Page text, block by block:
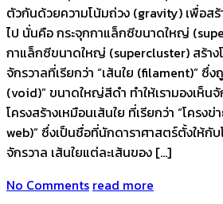
ตัวกันด้วยความโน้มถ่วง (gravity) เพื่อส
ไป นั่นคือ กระจุกกาแล็กซีขนาดใหญ่
กาแล็กซีขนาดใหญ่ (supercluster) สร้าง
จักรวาลที่เรียกว่า “เส้นใย (filament)” ซึ่
(void)” ขนาดใหญ่สีดำ ทำให้เรามองเห็น
โครงสร้างเหมือนเส้นใย ที่เรียกว่า “โครง
web)” ซึ่งเป็นชื่อที่นักดาราศาสตร์ตั้งให้กั
จักรวาล เส้นใยแต่ละเส้นของ […]
No Comments read more